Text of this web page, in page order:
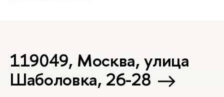
119049, Москва, улица
Шаболовка, 26-28